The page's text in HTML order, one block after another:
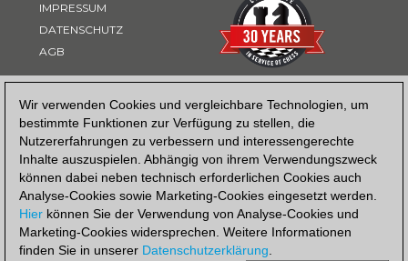
Wir verwenden Cookies und vergleichbare Technologien, um
bestimmte Funktionen zur Verfügung zu stellen, die
Nutzererfahrungen zu verbessern und interessengerechte
Inhalte auszuspielen. Abhängig von ihrem Verwendungszweck
können dabei neben technisch erforderlichen Cookies auch
Analyse-Cookies sowie Marketing-Cookies eingesetzt werden.
Hier können Sie der Verwendung von Analyse-Cookies und
Marketing-Cookies widersprechen. Weitere Informationen
finden Sie in unserer Datenschutzerklärung.
IMPRESSUM
DATENSCHUTZ
AGB
ZAHLUNGSART